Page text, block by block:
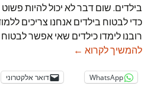
בילדים. שום דבר לא יכול להיות
כדי לבטוח בילדים אנחנו צריכים
רובנו לימדו כילדים שאי אפשר לבטוח
להמשיך לקרוא 50 ציטוטים על חינוך
←
WhatsApp דואר אלקטרוני